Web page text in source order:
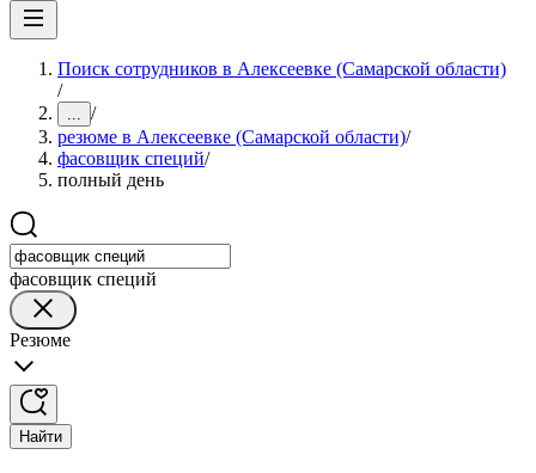
Поиск сотрудников в Алексеевке (Самарской области)
/
... /
резюме в Алексеевке (Самарской области)/
фасовщик специй/
полный день
фасовщик специй
Резюме
Найти